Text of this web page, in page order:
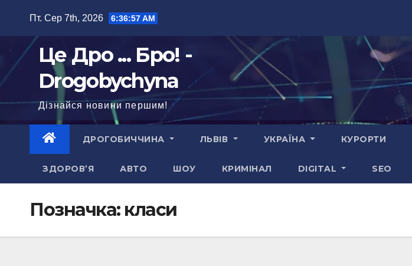
Пт. Сер 7th, 2026 6:36:58 AM
Це Дро ... Бро! -
Drogobychyna
Дізнайся новини першим!
ДРОГОБИЧЧИНА ЛЬВІВ УКРАЇНА КУРОРТИ
ЗДОРОВ’Я АВТО ШОУ КРИМІНАЛ DIGITAL SEO
Позначка: класи